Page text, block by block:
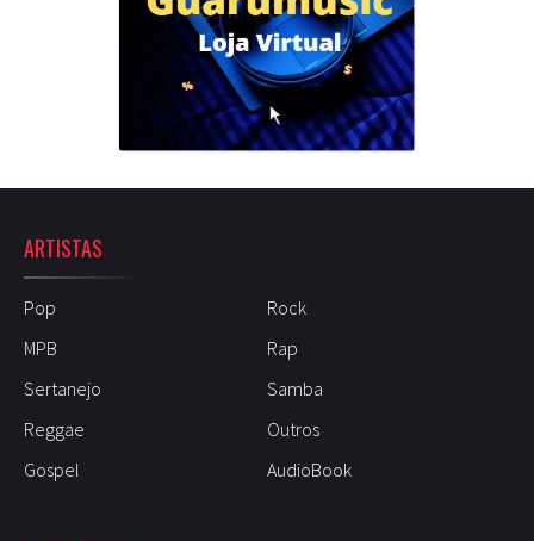
ARTISTAS
Pop
Rock
MPB
Rap
Sertanejo
Samba
Reggae
Outros
Gospel
AudioBook